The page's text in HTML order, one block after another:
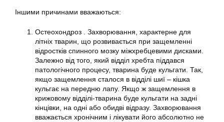
Іншими причинами вважаються:
Остеохондроз . Захворювання, характерне для
літніх тварин, що розвивається при защемленні
відростків спинного мозку міжхребцевими дисками.
Залежно від того, який відділ хребта піддався
патологічного процесу, тварина буде кульгати. Так,
якщо защемлення сталося в відділі шиї – кішка
кульгає на передню лапу. Якщо ж защемлення в
крижовому відділі-тварина буде кульгати на задні
кінцівки, на одні або обидві відразу. Захворювання
вважається хронічним і лікувати його абсолютно не